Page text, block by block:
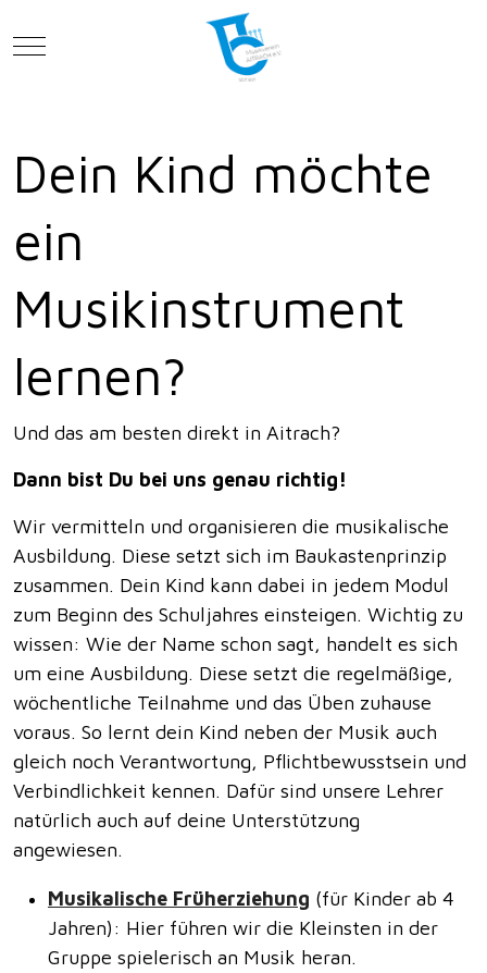
Mobile Menu Toggle
Dein Kind möchte
ein
Musikinstrument
lernen?
Und das am besten direkt in Aitrach?
Dann bist Du bei uns genau richtig!
Wir vermitteln und organisieren die musikalische
Ausbildung. Diese setzt sich im Baukastenprinzip
zusammen. Dein Kind kann dabei in jedem Modul
zum Beginn des Schuljahres einsteigen. Wichtig zu
wissen: Wie der Name schon sagt, handelt es sich
um eine Ausbildung. Diese setzt die regelmäßige,
wöchentliche Teilnahme und das Üben zuhause
voraus. So lernt dein Kind neben der Musik auch
gleich noch Verantwortung, Pflichtbewusstsein und
Verbindlichkeit kennen. Dafür sind unsere Lehrer
natürlich auch auf deine Unterstützung
angewiesen.
Musikalische Früherziehung (für Kinder ab 4
Jahren): Hier führen wir die Kleinsten in der
Gruppe spielerisch an Musik heran.